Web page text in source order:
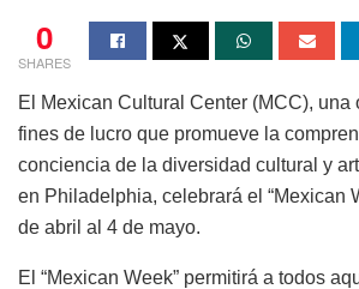
0
SHARES
El Mexican Cultural Center (MCC), una
fines de lucro que promueve la
conciencia de la diversidad cultural y
en Philadelphia, celebrará el “Mexican
de abril al 4 de mayo.
El “Mexican Week” permitirá a todos